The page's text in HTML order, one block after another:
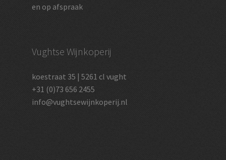
en op afspraak
Vughtse Wijnkoperij
koestraat 35 | 5261 cl vught
+31 (0)73 656 2455
info@vughtsewijnkoperij.nl